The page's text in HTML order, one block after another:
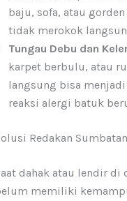
baju, sofa, atau
tidak merokok
Tungau Debu dan
karpet berbulu, atau
langsung bisa
reaksi alergi batuk
Redakan
dahak atau lendir di
memiliki